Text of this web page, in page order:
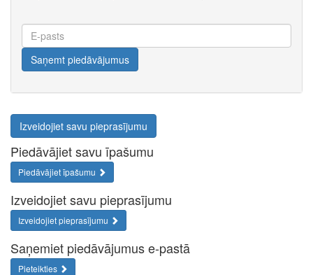
E-
pasts
Saņemt piedāvājumus
Izveidojiet savu pieprasījumu
Piedāvājiet savu īpašumu
Piedāvājiet īpašumu
Izveidojiet savu pieprasījumu
Izveidojiet pieprasījumu
Saņemiet piedāvājumus e-pastā
Pieteikties